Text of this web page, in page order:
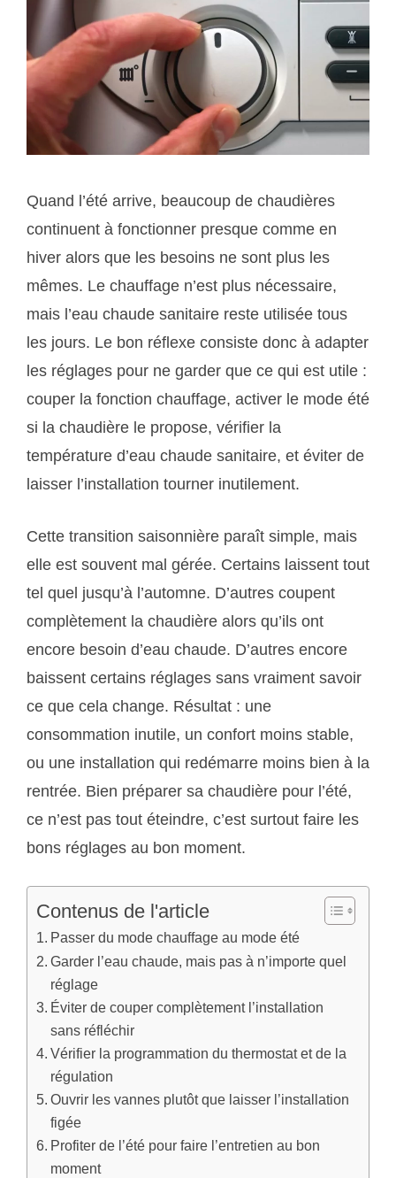
Quand l’été arrive, beaucoup de chaudières
continuent à fonctionner presque comme en
hiver alors que les besoins ne sont plus les
mêmes. Le chauffage n’est plus nécessaire,
mais l’eau chaude sanitaire reste utilisée tous
les jours. Le bon réflexe consiste donc à adapter
les réglages pour ne garder que ce qui est utile :
couper la fonction chauffage, activer le mode été
si la chaudière le propose, vérifier la
température d’eau chaude sanitaire, et éviter de
laisser l’installation tourner inutilement.
Cette transition saisonnière paraît simple, mais
elle est souvent mal gérée. Certains laissent tout
tel quel jusqu’à l’automne. D’autres coupent
complètement la chaudière alors qu’ils ont
encore besoin d’eau chaude. D’autres encore
baissent certains réglages sans vraiment savoir
ce que cela change. Résultat : une
consommation inutile, un confort moins stable,
ou une installation qui redémarre moins bien à la
rentrée. Bien préparer sa chaudière pour l’été,
ce n’est pas tout éteindre, c’est surtout faire les
bons réglages au bon moment.
Contenus de l'article
Passer du mode chauffage au mode été
Garder l’eau chaude, mais pas à n’importe quel
réglage
Éviter de couper complètement l’installation
sans réfléchir
Vérifier la programmation du thermostat et de la
régulation
Ouvrir les vannes plutôt que laisser l’installation
figée
Profiter de l’été pour faire l’entretien au bon
moment